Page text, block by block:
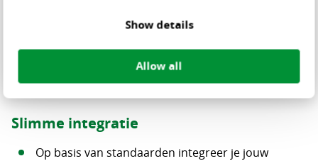
Show details
Allow all
een kijkje.
Waarom Centric API-platform
Sociaal Domein?
Slimme integratie
Op basis van standaarden integreer je jouw